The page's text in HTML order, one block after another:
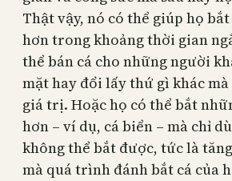
Thật vậy, nó có thể giúp họ
hơn trong khoảng thời gian
thể bán cá cho những người
mặt hay đổi lấy thứ gì khác mà
giá trị. Hoặc họ có thể bắt
hơn – ví dụ, cá biển – mà chỉ
không thể bắt được, tức là
mà quá trình đánh bắt cá của